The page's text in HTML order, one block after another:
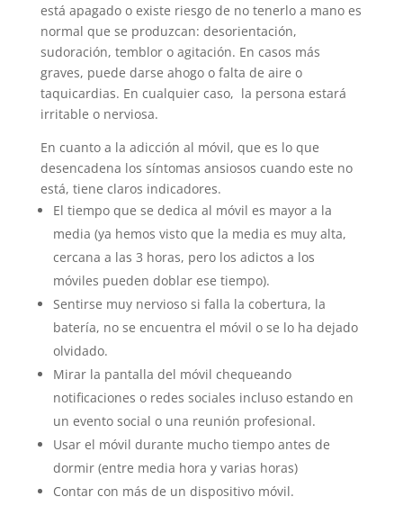
está apagado o existe riesgo de no tenerlo a mano es
normal que se produzcan: desorientación,
sudoración, temblor o agitación. En casos más
graves, puede darse ahogo o falta de aire o
taquicardias. En cualquier caso, la persona estará
irritable o nerviosa.
En cuanto a la adicción al móvil, que es lo que
desencadena los síntomas ansiosos cuando este no
está, tiene claros indicadores.
El tiempo que se dedica al móvil es mayor a la
media (ya hemos visto que la media es muy alta,
cercana a las 3 horas, pero los adictos a los
móviles pueden doblar ese tiempo).
Sentirse muy nervioso si falla la cobertura, la
batería, no se encuentra el móvil o se lo ha dejado
olvidado.
Mirar la pantalla del móvil chequeando
notificaciones o redes sociales incluso estando en
un evento social o una reunión profesional.
Usar el móvil durante mucho tiempo antes de
dormir (entre media hora y varias horas)
Contar con más de un dispositivo móvil.